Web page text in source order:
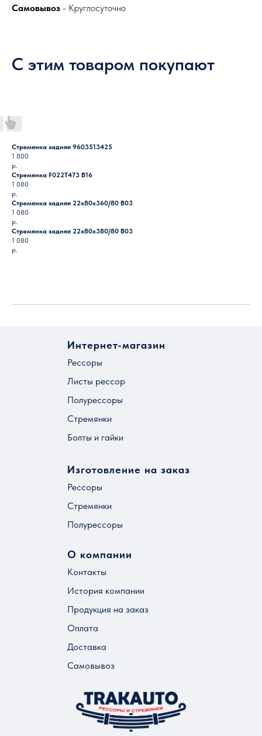
Самовывоз - Круглосуточно
С этим товаром покупают
Стремянка задняя 9603513425
1 800
р.
Стремянка F022T473 B16
1 080
р.
Стремянка задняя 22х80х360/80 B03
1 080
р.
Стремянка задняя 22х80х380/80 B03
1 080
р.
Интернет-магазин
Рессоры
Листы рессор
Полурессоры
Стремянки
Болты и гайки
Изготовление на заказ
Рессоры
Стремянки
Полурессоры
О компании
Контакты
История компании
Продукция на заказ
Оплата
Доставка
Самовывоз